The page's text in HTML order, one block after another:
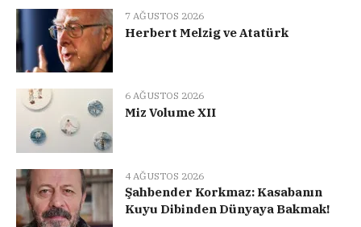
7 AĞUSTOS 2026
Herbert Melzig ve Atatürk
6 AĞUSTOS 2026
Miz Volume XII
4 AĞUSTOS 2026
Şahbender Korkmaz: Kasabanın
Kuyu Dibinden Dünyaya Bakmak!